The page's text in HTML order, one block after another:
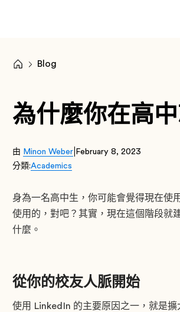
Blog
為什麼你在高
由 Minon Weber February 8, 2023
分類:Academics
身為一名高中生，你可能會覺得現在使
使用的，對吧？其實，現在這個階段就
什麼。
從你的校友人脈開始
使用 LinkedIn 的主要原因之一，就是